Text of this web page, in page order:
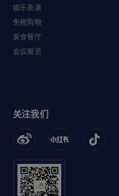
娱乐表演
免税购物
美食餐厅
会议展览
关注我们